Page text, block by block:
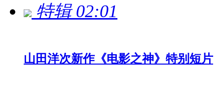
特辑 02:01
山田洋次新作《电影之神》特别短片